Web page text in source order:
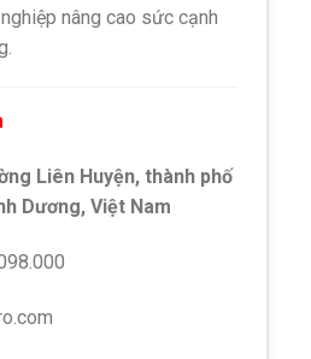
nâng cao sức cạnh
Liên Huyện, thành phố
Dương, Việt Nam